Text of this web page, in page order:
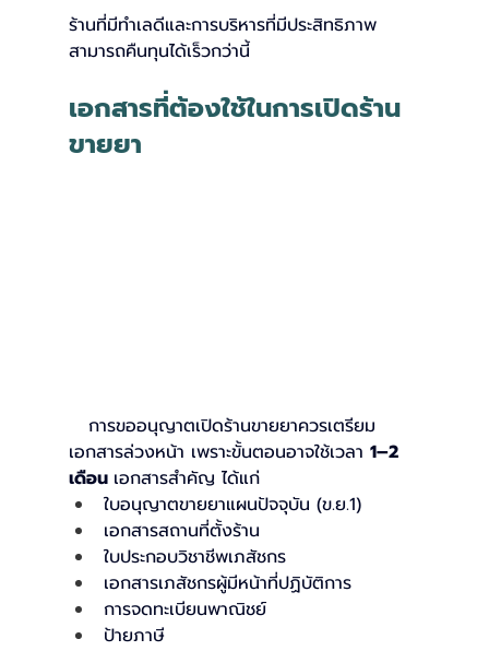
ร้านที่มีทำเลดีและการบริหารที่มีประสิทธิภาพ
สามารถคืนทุนได้เร็วกว่านี้
เอกสารที่ต้องใช้ในการเปิดร้าน
ขายยา
เอกสารล่วงหน้า เพราะขั้นตอนอาจใช้เวลา 1–2
เดือน เอกสารสำคัญ ได้แก่
ใบอนุญาตขายยาแผนปัจจุบัน (ข.ย.1)
เอกสารสถานที่ตั้งร้าน
ใบประกอบวิชาชีพเภสัชกร
เอกสารเภสัชกรผู้มีหน้าที่ปฏิบัติการ
การจดทะเบียนพาณิชย์
ป้ายภาษี